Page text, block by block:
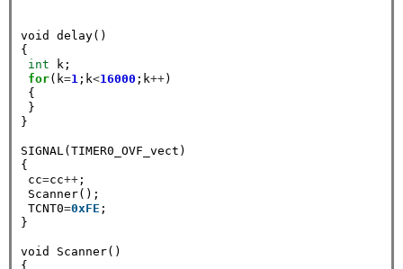
void delay()
{
int k;
for(k=1 ;k<16000 ;k++)
{
}
}
SIGNAL(TIMER0_OVF_vect)
{
cc=cc++;
Scanner();
TCNT0=0xFE ;
}
void Scanner()
{